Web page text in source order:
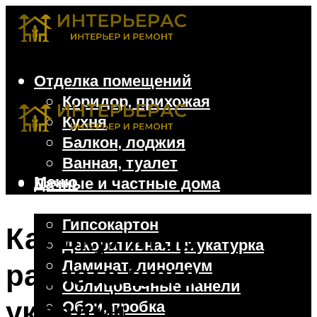
Отделка помещений
Коридор, прихожая
Кухня
Балкон, лоджия
Ванная, туалет
Дачные и частные дома
Гипсокартон
Декоративная штукатурка
Ламинат, линолеум
Облицовочные панели
Обои, пробка
Меню
Калькулятор
расчета шага